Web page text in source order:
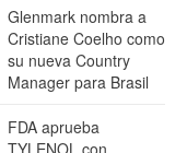
Glenmark nombra a
Cristiane Coelho como
su nueva Country
Manager para Brasil
FDA aprueba
TYLENOL con